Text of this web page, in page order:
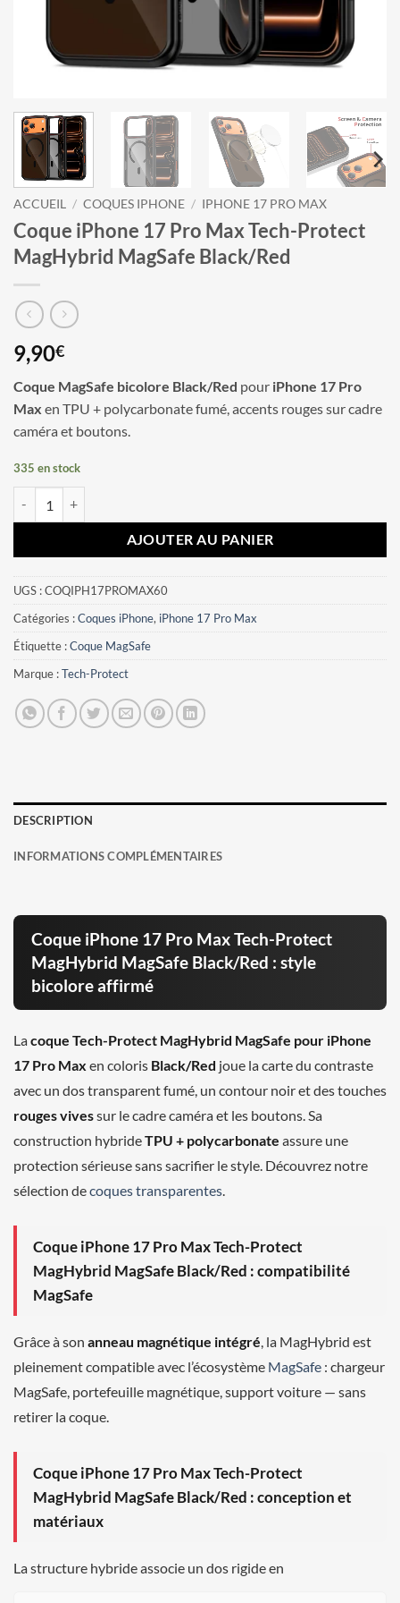
ACCUEIL / COQUES IPHONE / IPHONE 17 PRO MAX
Coque iPhone 17 Pro Max Tech-Protect
MagHybrid MagSafe Black/Red
9,90€
Coque MagSafe bicolore Black/Red pour iPhone 17 Pro
Max en TPU + polycarbonate fumé, accents rouges sur cadre
caméra et boutons.
335 en stock
AJOUTER AU PANIER
UGS :COQIPH17PROMAX60
Catégories :Coques iPhone, iPhone 17 Pro Max
Étiquette :Coque MagSafe
Marque :Tech-Protect
DESCRIPTION
INFORMATIONS COMPLÉMENTAIRES
Coque iPhone 17 Pro Max Tech-Protect
MagHybrid MagSafe Black/Red : style
bicolore affirmé
Lacoque Tech-Protect MagHybrid MagSafe pour iPhone
17 Pro Max en coloris Black/Red joue la carte du contraste
avec un dos transparent fumé, un contour noir et des touches
rouges vivessur le cadre caméra et les boutons. Sa
construction hybrideTPU + polycarbonate assure une
protection sérieuse sans sacrifier le style. Découvrez notre
sélection decoques transparentes
Coque iPhone 17 Pro Max Tech-Protect
MagHybrid MagSafe Black/Red : compatibilité
MagSafe
Grâce à son anneau magnétique intégré , la MagHybrid est
pleinement compatible avec l’écosystème MagSafe : chargeur
MagSafe, portefeuille magnétique, support voiture — sans
retirer la coque.
Coque iPhone 17 Pro Max Tech-Protect
MagHybrid MagSafe Black/Red : conception et
matériaux
La structure hybride associe un dos rigide en